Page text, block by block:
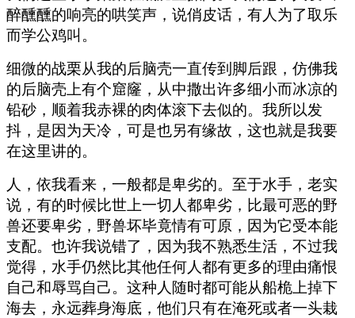
醉醺醺的响亮的哄笑声，说俏皮话，有人为了取乐
而学公鸡叫。
细微的战栗从我的后脑壳一直传到脚后跟，仿佛我
的后脑壳上有个窟窿，从中撒出许多细小而冰凉的
铅砂，顺着我赤裸的肉体滚下去似的。我所以发
抖，是因为天冷，可是也另有缘故，这也就是我要
在这里讲的。
人，依我看来，一般都是卑劣的。至于水手，老实
说，有的时候比世上一切人都卑劣，比最可恶的野
兽还要卑劣，野兽坏毕竟情有可原，因为它受本能
支配。也许我说错了，因为我不熟悉生活，不过我
觉得，水手仍然比其他任何人都有更多的理由痛恨
自己和辱骂自己。这种人随时都可能从船桅上掉下
海去，永远葬身海底，他们只有在淹死或者一头栽